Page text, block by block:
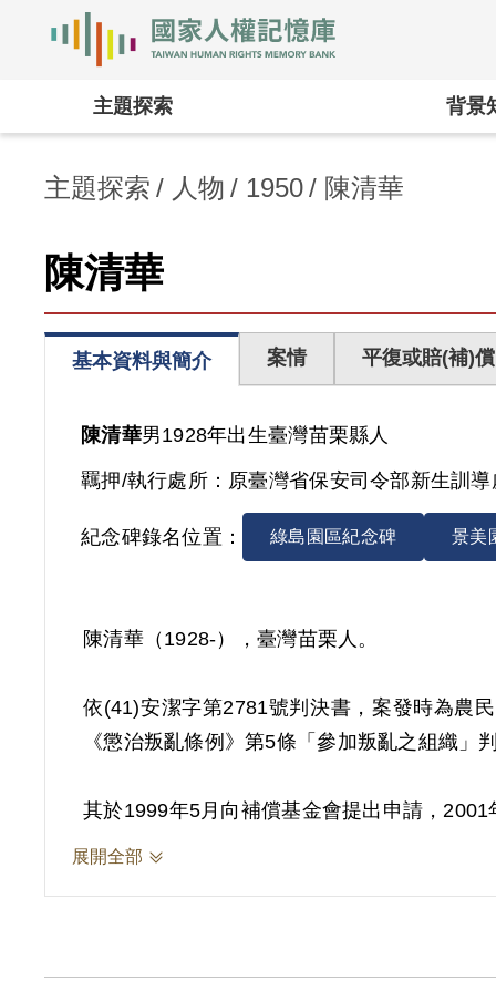
主題探索 背景
主題探索 人物 1950 陳清華
陳清華
基本資料與簡介 案情 平復或賠(補)償
陳清華男1928年出生臺灣苗栗縣人
羈押/執行處所： 原臺灣省保安司令部新生訓
紀念碑錄名位置： 綠島園區紀念碑 景美
陳清華（1928-），臺灣苗栗人。
依(41)安潔字第2781號判決書，案發時為農
《懲治叛亂條例》第5條「參加叛亂之組織」
其於1999年5月向補償基金會提出申請，
於偵查中之自白，以及自首分子傅清河之供
展開全部